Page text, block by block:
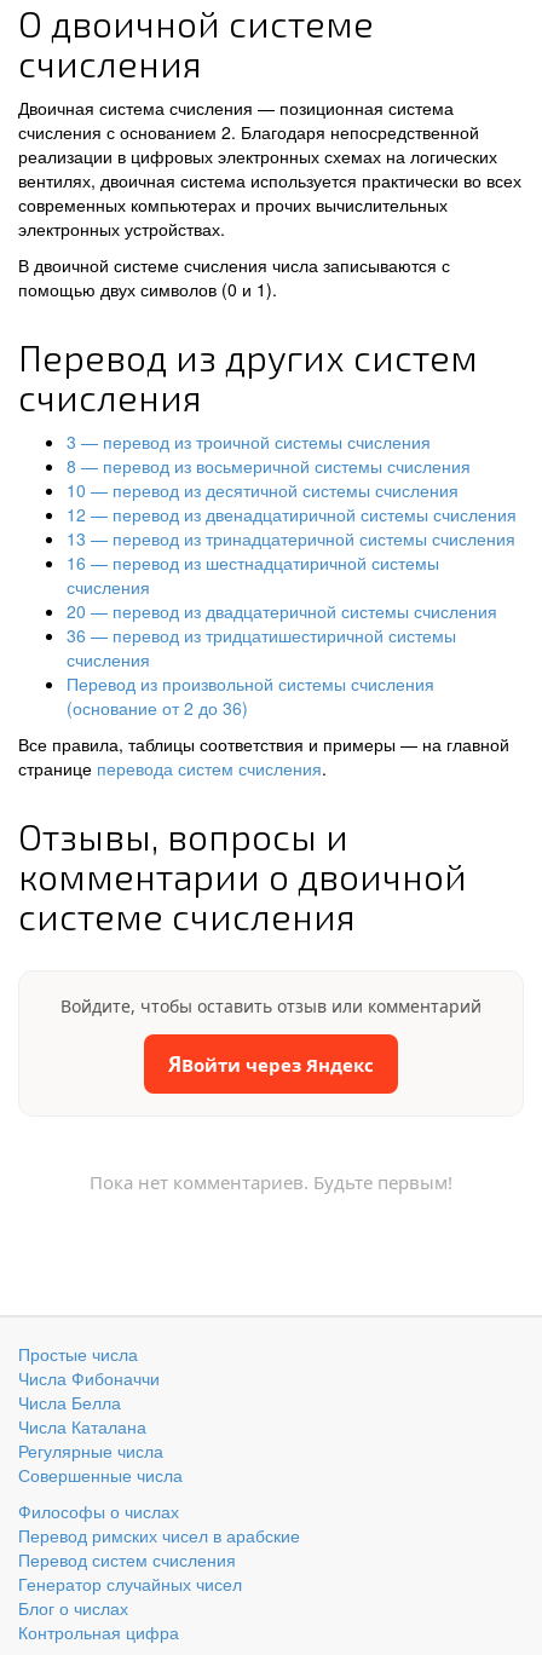
О двоичной системе
счисления
Двоичная система счисления — позиционная система
счисления с основанием 2. Благодаря непосредственной
реализации в цифровых электронных схемах на логических
вентилях, двоичная система используется практически во всех
современных компьютерах и прочих вычислительных
электронных устройствах.
В двоичной системе счисления числа записываются с
помощью двух символов (0 и 1).
Перевод из других систем
счисления
3 — перевод из троичной системы счисления
8 — перевод из восьмеричной системы счисления
10 — перевод из десятичной системы счисления
12 — перевод из двенадцатиричной системы счисления
13 — перевод из тринадцатеричной системы счисления
16 — перевод из шестнадцатиричной системы
счисления
20 — перевод из двадцатеричной системы счисления
36 — перевод из тридцатишестиричной системы
счисления
Перевод из произвольной системы счисления
(основание от 2 до 36)
Все правила, таблицы соответствия и примеры — на главной
странице перевода систем счисления.
Отзывы, вопросы и
комментарии о двоичной
системе счисления
Войдите, чтобы оставить отзыв или комментарий
ЯВойти через Яндекс
Пока нет комментариев. Будьте первым!
Простые числа
Числа Фибоначчи
Числа Белла
Числа Каталана
Регулярные числа
Совершенные числа
Философы о числах
Перевод римских чисел в арабские
Перевод систем счисления
Генератор случайных чисел
Блог о числах
Контрольная цифра